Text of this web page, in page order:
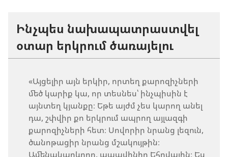
Ինչպես նախապատրաստվել
օտար երկրում ծառայելու
«Այցելիր այն երկիր, որտեղ քարոզիչների
մեծ կարիք կա, որ տեսնես՝ ինչպիսին է
այնտեղ կյանքը։ Եթե այժմ չես կարող անել
դա, շփվիր քո երկրում ապրող այլազգի
քարոզիչների հետ։ Սովորիր նրանց լեզուն,
ծանոթացիր նրանց մշակույթին։
Ամենակարևորը, ապավինիր Եհովային։ Ես